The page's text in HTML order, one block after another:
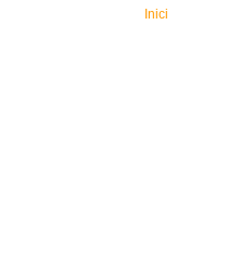
Inici